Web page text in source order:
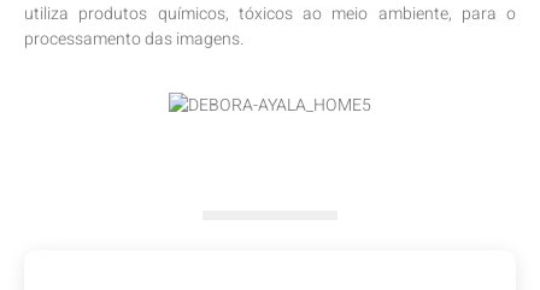
utiliza produtos químicos, tóxicos ao meio ambiente, para o
processamento das imagens.